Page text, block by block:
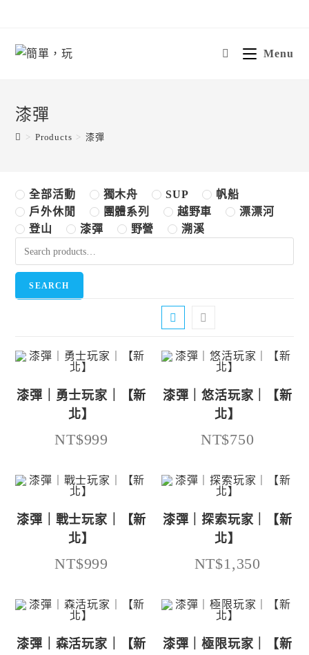
content
Menu
漆彈
> Products > 漆彈
全部活動 獨木舟 SUP
帆船
戶外休閒
團體系列 越野車
漂漂河
登山
漆彈 野營 溯溪
SEARCH
漆彈｜勇士玩家｜【新
北】
NT$999
漆彈｜悠活玩家｜【新
北】
NT$750
漆彈｜戰士玩家｜【新
北】
NT$999
漆彈｜探索玩家｜【新
北】
NT$1,350
漆彈｜森活玩家｜【新
漆彈｜極限玩家｜【新